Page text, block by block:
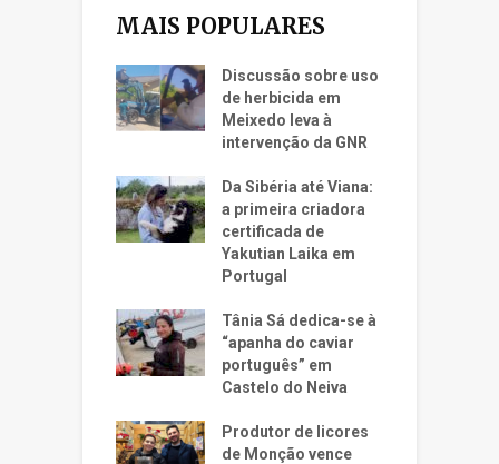
MAIS POPULARES
Discussão sobre uso
de herbicida em
Meixedo leva à
intervenção da GNR
Da Sibéria até Viana:
a primeira criadora
certificada de
Yakutian Laika em
Portugal
Tânia Sá dedica-se à
“apanha do caviar
português” em
Castelo do Neiva
Produtor de licores
de Monção vence